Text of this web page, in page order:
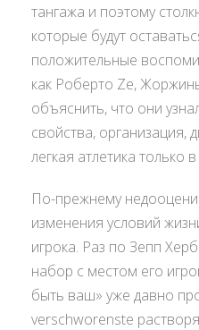
тангажа и поэтому
которые будут
положительные
как Роберто Ze,
объяснить, что они
свойства, организация,
легкая атлетика только
По-прежнему
изменения условий
игрока. Раз по Зепп
набор с местом его
быть ваш» уже давно
verschworenste